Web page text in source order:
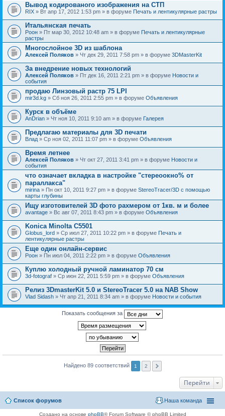
Вывод кодированого изображения на СТП
RIX » Вт апр 17, 2012 1:53 pm » в форуме Печать и лентикулярные растры
Итальянская печать
Pоон » Пт мар 30, 2012 10:48 am » в форуме Печать и лентикулярные
растры
Многослойное 3D из шаблона
Алексей Поляков » Чт дек 29, 2011 7:58 pm » в форуме 3DMasterKit
За внедрение новых технологий
Алексей Поляков » Пт дек 16, 2011 2:21 pm » в форуме Новости и
события
продаю Линзовый растр 75 LPI
mir3d.kg » Сб ноя 26, 2011 2:55 pm » в форуме Объявления
Курск в объёме
AnDrian » Чт ноя 10, 2011 9:10 am » в форуме Галерея
Предлагаю материалы для 3D печати
Влад » Ср ноя 02, 2011 11:07 pm » в форуме Объявления
Время летнее
Алексей Поляков » Чт окт 27, 2011 3:41 pm » в форуме Новости и
события
что означает вкладка в настройке "стереоокно% от
параллакса"
mirina » Пн окт 10, 2011 9:27 pm » в форуме StereoTracer/3D с помощью
карты глубины
Ищу изготовителей 3D фото рахмером от 1кв. м и более
avantage » Вс авг 07, 2011 8:43 pm » в форуме Объявления
Konica Minolta C5501
Globus_lord » Ср июл 27, 2011 10:22 pm » в форуме Печать и
лентикулярные растры
Еще один онлайн-сервис
Pоон » Пн июл 04, 2011 2:22 pm » в форуме Объявления
Куплю холодный ручной ламинатор 70 см
3d-fotograf » Ср июн 22, 2011 5:59 pm » в форуме Объявления
Релиз 3DmasterKit 5.0 и StereoTracer 5.0 на NAB Show
Vlad Sidash » Чт апр 21, 2011 8:34 am » в форуме Новости и события
Показать сообщения за
Найдено 89 соответствий 1 2
Перейти
Список форумов Наша команда
Создано на основе phpBB® Forum Software © phpBB Limited